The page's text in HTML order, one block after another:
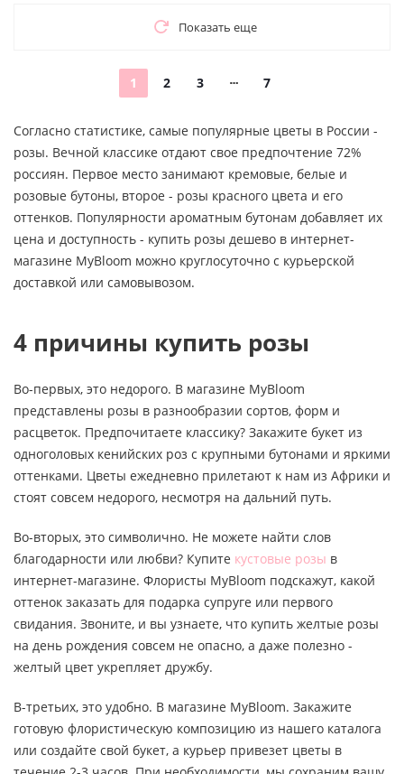
Показать еще
1 2 3 7
Согласно статистике, самые популярные цветы в России -
розы. Вечной классике отдают свое предпочтение 72%
россиян. Первое место занимают кремовые, белые и
розовые бутоны, второе - розы красного цвета и его
оттенков. Популярности ароматным бутонам добавляет их
цена и доступность - купить розы дешево в интернет-
магазине MyBloom можно круглосуточно с курьерской
доставкой или самовывозом.
4 причины купить розы
Во-первых, это недорого. В магазине MyBloom
представлены розы в разнообразии сортов, форм и
расцветок. Предпочитаете классику? Закажите букет из
одноголовых кенийских роз с крупными бутонами и яркими
оттенками. Цветы ежедневно прилетают к нам из Африки и
стоят совсем недорого, несмотря на дальний путь.
Во-вторых, это символично. Не можете найти слов
благодарности или любви? Купите кустовые розы в
интернет-магазине. Флористы MyBloom подскажут, какой
оттенок заказать для подарка супруге или первого
свидания. Звоните, и вы узнаете, что купить желтые розы
на день рождения совсем не опасно, а даже полезно -
желтый цвет укрепляет дружбу.
В-третьих, это удобно. В магазине MyBloom. Закажите
готовую флористическую композицию из нашего каталога
или создайте свой букет, а курьер привезет цветы в